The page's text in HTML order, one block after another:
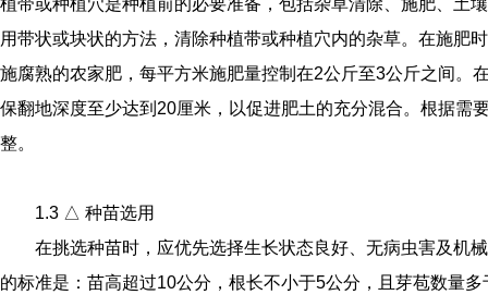
植带或种植穴是种植前的必要准备，包括杂草清除、施肥、土
用带状或块状的方法，清除种植带或种植穴内的杂草。在施肥
施腐熟的农家肥，每平方米施肥量控制在2公斤至3公斤之间。
保翻地深度至少达到20厘米，以促进肥土的充分混合。根据需
整。
1.3 △ 种苗选用
在挑选种苗时，应优先选择生长状态良好、无病虫害及机
的标准是：苗高超过10公分，根长不小于5公分，且芽苞数量